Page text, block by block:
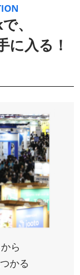
、
に入る！
ら
かる